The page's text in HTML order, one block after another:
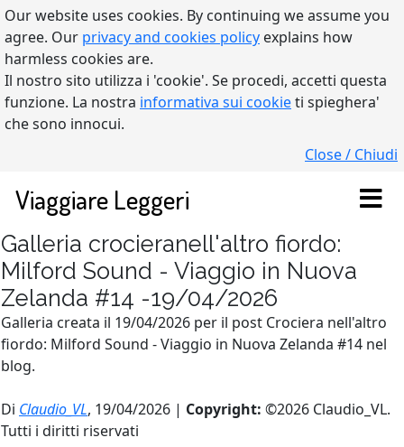
Our website uses cookies. By continuing we assume you
agree. Our privacy and cookies policy explains how
harmless cookies are.
Il nostro sito utilizza i 'cookie'. Se procedi, accetti questa
funzione. La nostra informativa sui cookieti spieghera'
che sono innocui.
Close / Chiudi
Viaggiare Leggeri
Galleria crocieranell'altro fiordo:
Milford Sound - Viaggio in Nuova
Zelanda #14 -19/04/2026
Galleria creata il 19/04/2026 per il post Crociera nell'altro
fiordo: Milford Sound - Viaggio in Nuova Zelanda #14 nel
blog.
Di Claudio_VL, 19/04/2026 | Copyright: ©2026 Claudio_VL.
Tutti i diritti riservati